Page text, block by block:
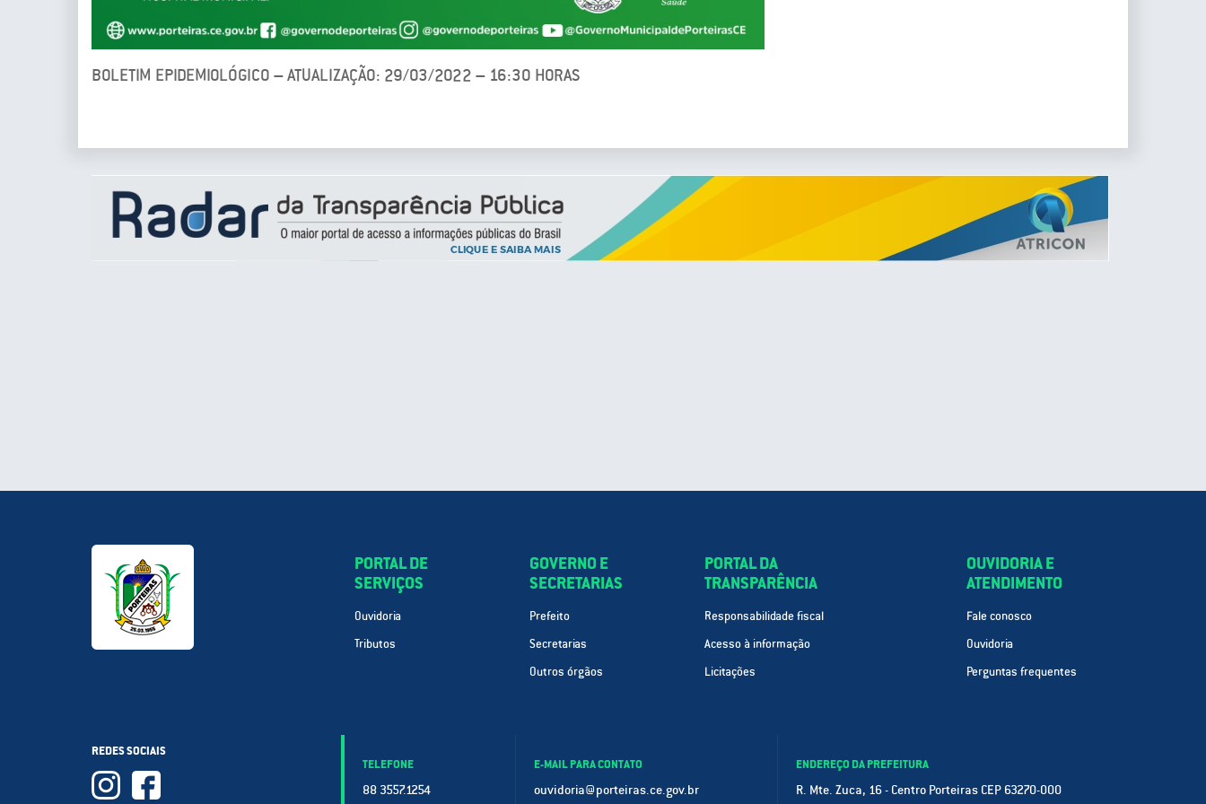
BOLETIM EPIDEMIOLÓGICO – ATUALIZAÇÃO: 29/03/2022 – 16:30 HORAS
PORTAL DE
SERVIÇOS
Ouvidoria
Tributos
GOVERNO E
SECRETARIAS
Prefeito
Secretarias
Outros órgãos
PORTAL DA
TRANSPARÊNCIA
Responsabilidade fiscal
Acesso à informação
Licitações
OUVIDORIA E
ATENDIMENTO
Fale conosco
Ouvidoria
Perguntas frequentes
REDES SOCIAIS
TELEFONE
88 3557.1254
E-MAIL PARA CONTATO
ouvidoria@porteiras.ce.gov.br
ENDEREÇO DA PREFEITURA
R. Mte. Zuca, 16 - Centro Porteiras CEP 63270-000